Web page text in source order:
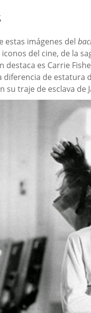
estas imágenes del
del cine, de la
destaca es Carrie
diferencia de
su traje de esclava